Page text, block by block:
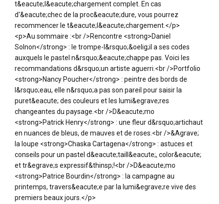
t&eacute;l&eacute;chargement complet. En cas
d'&eacute;chec de la proc&eacute;dure, vous pourrez
recommencer le t&eacute;l&eacute;chargement.</p>
<p>Au sommaire :<br />Rencontre <strong>Daniel
Solnon</strong> : le trompe-l&rsquo;&oelig;il a ses codes
auxquels le pastel n&rsquo;&eacute;chappe pas. Voici les
recommandations d&rsquo;un artiste aguerri.<br />Portfolio
<strong>Nancy Poucher</strong> : peintre des bords de
l&rsquo;eau, elle n&rsquo;a pas son pareil pour saisir la
puret&eacute; des couleurs et les lumi&egrave;res
changeantes du paysage.<br />D&eacute;mo
<strong>Patrick Henry</strong> : une fleur d&rsquo;artichaut
en nuances de bleus, de mauves et de roses.<br />&Agrave;
la loupe <strong>Chaska Cartagena</strong> : astuces et
conseils pour un pastel d&eacute;taill&eacute;, color&eacute;
et tr&egrave;s expressif&thinsp;!<br />D&eacute;mo
<strong>Patrice Bourdin</strong> : la campagne au
printemps, travers&eacute;e par la lumi&egrave;re vive des
premiers beaux jours.</p>